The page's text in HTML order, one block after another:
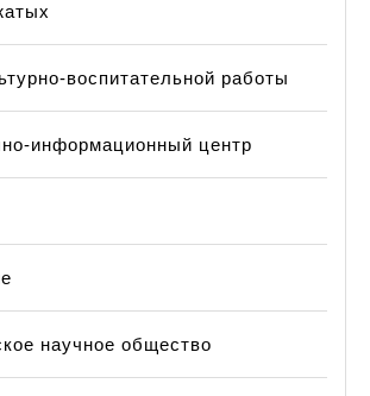
воспитательной работы
информационный центр
научное общество